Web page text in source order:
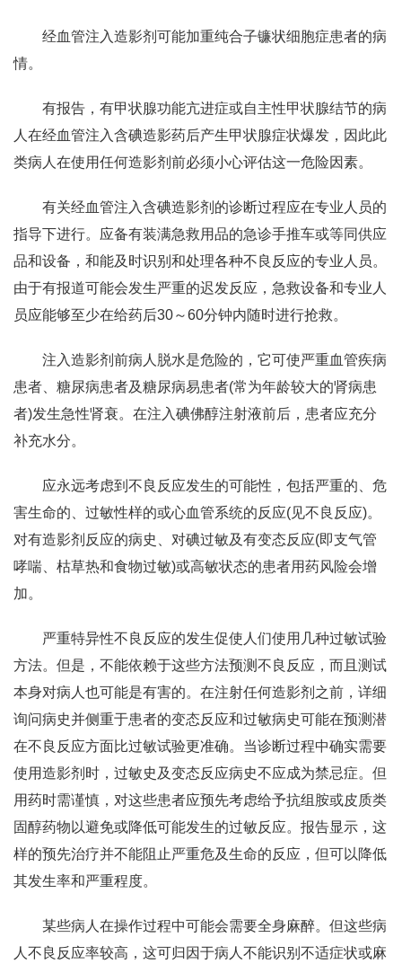
经血管注入造影剂可能加重纯合子镰状细胞症患者的病
情。
有报告，有甲状腺功能亢进症或自主性甲状腺结节的病
人在经血管注入含碘造影药后产生甲状腺症状爆发，因此此
类病人在使用任何造影剂前必须小心评估这一危险因素。
有关经血管注入含碘造影剂的诊断过程应在专业人员的
指导下进行。应备有装满急救用品的急诊手推车或等同供应
品和设备，和能及时识别和处理各种不良反应的专业人员。
由于有报道可能会发生严重的迟发反应，急救设备和专业人
员应能够至少在给药后30～60分钟内随时进行抢救。
注入造影剂前病人脱水是危险的，它可使严重血管疾病
患者、糖尿病患者及糖尿病易患者(常为年龄较大的肾病患
者)发生急性肾衰。在注入碘佛醇注射液前后，患者应充分
补充水分。
应永远考虑到不良反应发生的可能性，包括严重的、危
害生命的、过敏性样的或心血管系统的反应(见不良反应)。
对有造影剂反应的病史、对碘过敏及有变态反应(即支气管
哮喘、枯草热和食物过敏)或高敏状态的患者用药风险会增
加。
严重特异性不良反应的发生促使人们使用几种过敏试验
方法。但是，不能依赖于这些方法预测不良反应，而且测试
本身对病人也可能是有害的。在注射任何造影剂之前，详细
询问病史并侧重于患者的变态反应和过敏病史可能在预测潜
在不良反应方面比过敏试验更准确。当诊断过程中确实需要
使用造影剂时，过敏史及变态反应病史不应成为禁忌症。但
用药时需谨慎，对这些患者应预先考虑给予抗组胺或皮质类
固醇药物以避免或降低可能发生的过敏反应。报告显示，这
样的预先治疗并不能阻止严重危及生命的反应，但可以降低
其发生率和严重程度。
某些病人在操作过程中可能会需要全身麻醉。但这些病
人不良反应率较高，这可归因于病人不能识别不适症状或麻